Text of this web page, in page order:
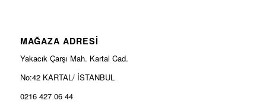
MAĞAZA ADRESİ
Yakacık Çarşı Mah. Kartal Cad.
No:42 KARTAL/ İSTANBUL
0216 427 06 44